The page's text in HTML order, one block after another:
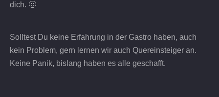
dich. 🙂
Solltest Du keine Erfahrung in der Gastro haben, auch
kein Problem, gern lernen wir auch Quereinsteiger an.
Keine Panik, bislang haben es alle geschafft.